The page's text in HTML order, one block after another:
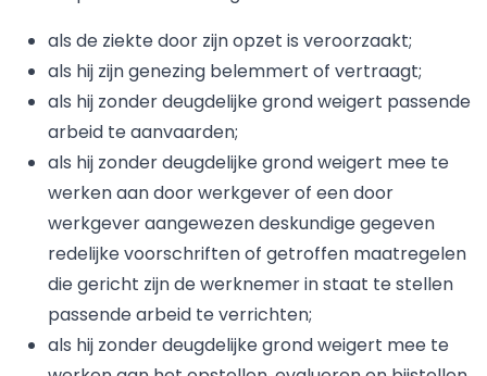
als de ziekte door zijn opzet is veroorzaakt;
als hij zijn genezing belemmert of vertraagt;
als hij zonder deugdelijke grond weigert passende
arbeid te aanvaarden;
als hij zonder deugdelijke grond weigert mee te
werken aan door werkgever of een door
werkgever aangewezen deskundige gegeven
redelijke voorschriften of getroffen maatregelen
die gericht zijn de werknemer in staat te stellen
passende arbeid te verrichten;
als hij zonder deugdelijke grond weigert mee te